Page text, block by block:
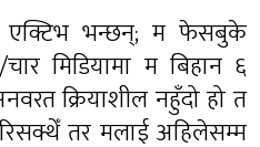
एक्टिभ भन्छन्; म फेसबुके
मिडियामा म बिहान ६
क्रियाशील नहुँदो हो त
तर मलाई अहिलेसम्म